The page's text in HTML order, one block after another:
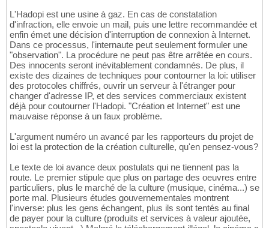
L'Hadopi est une usine à gaz. En cas de constatation
d'infraction, elle envoie un mail, puis une lettre recommandée et
enfin émet une décision d'interruption de connexion à Internet.
Dans ce processus, l'internaute peut seulement formuler une
"observation". La procédure ne peut pas être arrêtée en cours.
Des innocents seront inévitablement condamnés. De plus, il
existe des dizaines de techniques pour contourner la loi: utiliser
des protocoles chiffrés, ouvrir un serveur à l'étranger pour
changer d'adresse IP, et des services commerciaux existent
déjà pour coutourner l'Hadopi. "Création et Internet" est une
mauvaise réponse à un faux problème.
L'argument numéro un avancé par les rapporteurs du projet de
loi est la protection de la création culturelle, qu'en pensez-vous?
Le texte de loi avance deux postulats qui ne tiennent pas la
route. Le premier stipule que plus on partage des oeuvres entre
particuliers, plus le marché de la culture (musique, cinéma...) se
porte mal. Plusieurs études gouvernementales montrent
l'inverse: plus les gens échangent, plus ils sont tentés au final
de payer pour la culture (produits et services à valeur ajoutée,